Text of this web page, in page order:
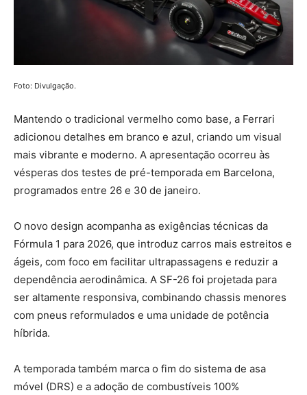
Foto: Divulgação.
Mantendo o tradicional vermelho como base, a Ferrari
adicionou detalhes em branco e azul, criando um visual
mais vibrante e moderno. A apresentação ocorreu às
vésperas dos testes de pré-temporada em Barcelona,
programados entre 26 e 30 de janeiro.
O novo design acompanha as exigências técnicas da
Fórmula 1 para 2026, que introduz carros mais estreitos e
ágeis, com foco em facilitar ultrapassagens e reduzir a
dependência aerodinâmica. A SF-26 foi projetada para
ser altamente responsiva, combinando chassis menores
com pneus reformulados e uma unidade de potência
híbrida.
A temporada também marca o fim do sistema de asa
móvel (DRS) e a adoção de combustíveis 100%